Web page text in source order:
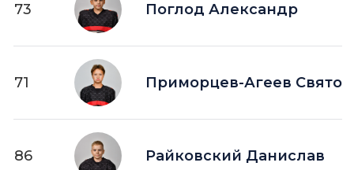
73 Поглод Александр
71 Приморцев-Агеев
86 Райковский Данислав